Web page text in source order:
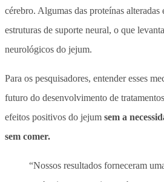
cérebro. Algumas das proteínas alteradas
estruturas de suporte neural, o que
neurológicos do jejum.
Para os pesquisadores, entender esses
futuro do desenvolvimento de
efeitos positivos do jejum sem a
sem comer.
“Nossos resultados forneceram